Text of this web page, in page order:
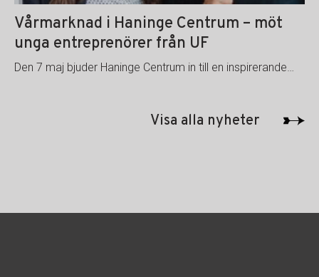
Vårmarknad i Haninge Centrum – möt
unga entreprenörer från UF
Den 7 maj bjuder Haninge Centrum in till en inspirerande…
Visa alla nyheter